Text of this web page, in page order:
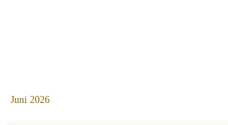
Juni 2026